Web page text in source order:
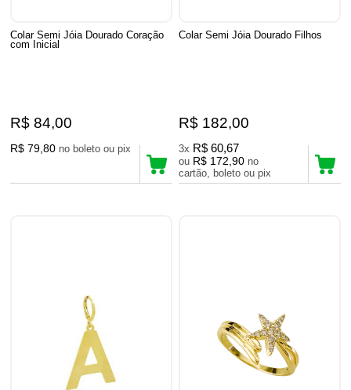
Colar Semi Jóia Dourado Coração
com Inicial
R$ 84,00
R$ 79,80 no boleto ou pix
Colar Semi Jóia Dourado Filhos
R$ 182,00
3x R$ 60,67
ou R$ 172,90 no
cartão, boleto ou pix